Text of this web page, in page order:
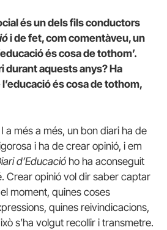
és un dels fils conductors
i de fet, com comentàveu, un
és cosa de tothom’.
durant aquests anys? Ha
és cosa de tothom,
a més a més, un bon diari ha de
i ha de crear opinió, i em
d’Educació ho ha aconseguit
Crear opinió vol dir saber captar
moment, quines coses
quines reivindicacions,
s’ha volgut recollir i transmetre.